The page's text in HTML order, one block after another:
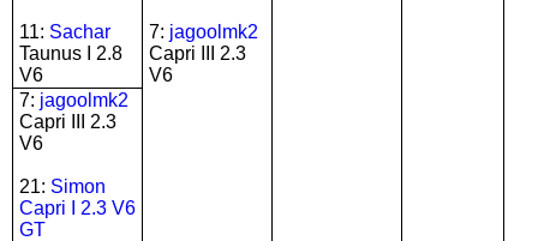
11: Sachar
Taunus I 2.8
V6
7: jagoolmk2
Capri III 2.3
V6
7: jagoolmk2
Capri III 2.3
V6
21: Simon
Capri I 2.3 V6
GT